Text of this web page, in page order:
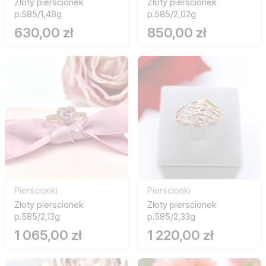
Złoty pierscionek
p.585/1,48g
630,00 zł
Złoty pierscionek
p.585/2,02g
850,00 zł
Pierścionki
Złoty pierscionek
p.585/2,13g
1 065,00 zł
Pierścionki
Złoty pierscionek
p.585/2,33g
1 220,00 zł